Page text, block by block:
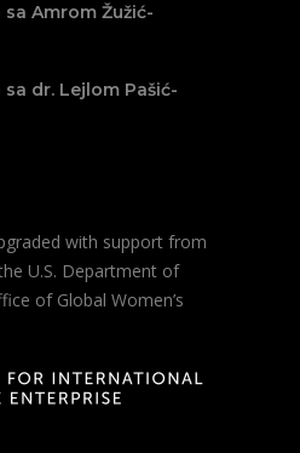
Amrom Žužić-
dr. Lejlom Pašić-
with support from
U.S. Department of
of Global Women’s